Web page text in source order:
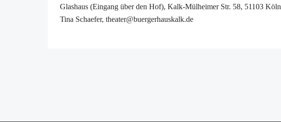
Glashaus (Eingang über den Hof), Kalk-Mülheimer Str. 58, 51103 Köln
Tina Schaefer, theater@buergerhauskalk.de